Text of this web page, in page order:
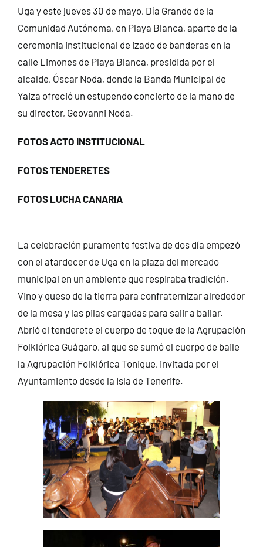
Uga y este jueves 30 de mayo, Día Grande de la
Comunidad Autónoma, en Playa Blanca, aparte de la
ceremonia institucional de izado de banderas en la
calle Limones de Playa Blanca, presidida por el
alcalde, Óscar Noda, donde la Banda Municipal de
Yaiza ofreció un estupendo concierto de la mano de
su director, Geovanni Noda.
FOTOS ACTO INSTITUCIONAL
FOTOS TENDERETES
FOTOS LUCHA CANARIA
La celebración puramente festiva de dos día empezó
con el atardecer de Uga en la plaza del mercado
municipal en un ambiente que respiraba tradición.
Vino y queso de la tierra para confraternizar alrededor
de la mesa y las pilas cargadas para salir a bailar.
Abrió el tenderete el cuerpo de toque de la Agrupación
Folklórica Guágaro, al que se sumó el cuerpo de baile
la Agrupación Folklórica Tonique, invitada por el
Ayuntamiento desde la Isla de Tenerife.